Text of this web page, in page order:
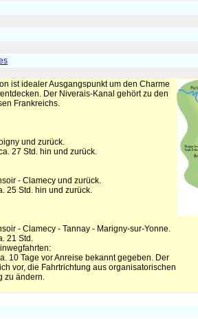
ist idealer Ausgangspunkt um den Charme
Der Niverais-Kanal gehört zu den
Frankreichs.
und zurück.
27 Std. hin und zurück.
- Clamecy und zurück.
25 Std. hin und zurück.
- Clamecy - Tannay - Marigny-sur-Yonne.
21 Std.
10 Tage vor Anreise bekannt gegeben. Der
vor, die Fahrtrichtung aus organisatorischen
zu ändern.